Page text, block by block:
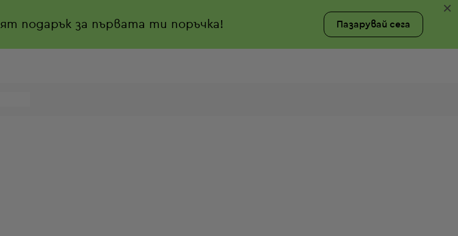
подарък за първата ти поръчка! Пазарувай сега
×